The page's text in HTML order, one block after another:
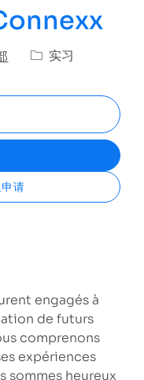
类别实习
请
engagés à
de futurs
comprenons
expériences
sommes heureux